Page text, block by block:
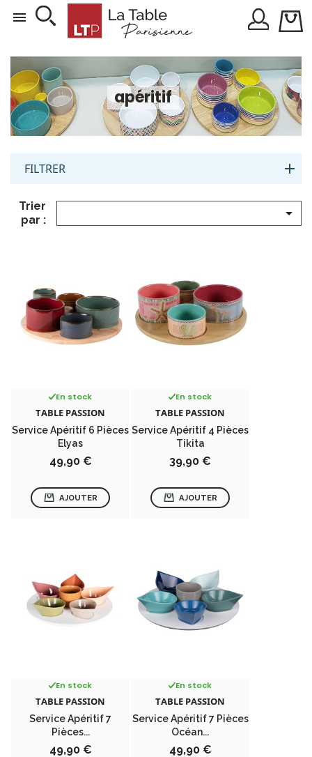

apéritif
FILTRER
Trier
par :

En stock
TABLE PASSION
Service Apéritif 6 Pièces
Elyas
Prix
49,90 €
AJOUTER
En stock
TABLE PASSION
Service Apéritif 4 Pièces
Tikita
Prix
39,90 €
AJOUTER
En stock
TABLE PASSION
Service Apéritif 7
Pièces...
Prix
49,90 €
En stock
TABLE PASSION
Service Apéritif 7 Pièces
Océan...
Prix
49,90 €